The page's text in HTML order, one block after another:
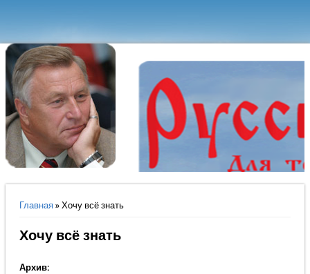
Вы здесь
Главная» Хочу всё знать
Хочу всё знать
Архив: